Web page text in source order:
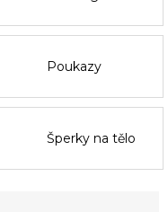
Poukazy
Šperky na tělo